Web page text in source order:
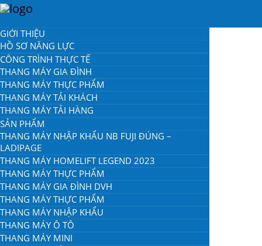
GIỚI THIỆU
HỒ SƠ NĂNG LỰC
CÔNG TRÌNH THỰC TẾ
THANG MÁY GIA ĐÌNH
THANG MÁY THỰC PHẨM
THANG MÁY TẢI KHÁCH
THANG MÁY TẢI HÀNG
SẢN PHẨM
THANG MÁY NHẬP KHẨU NB FUJI ĐÚNG –
LADIPAGE
THANG MÁY HOMELIFT LEGEND 2023
THANG MÁY THỰC PHẨM
THANG MÁY GIA ĐÌNH DVH
THANG MÁY THỰC PHẨM
THANG MÁY NHẬP KHẨU
THANG MÁY Ô TÔ
THANG MÁY MINI